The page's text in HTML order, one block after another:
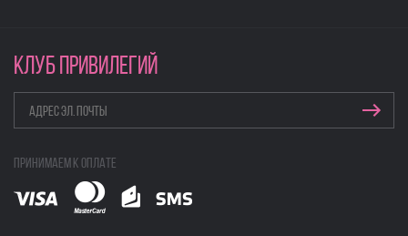
КЛУБ ПРИВИЛЕГИЙ
Принимаем к оплате